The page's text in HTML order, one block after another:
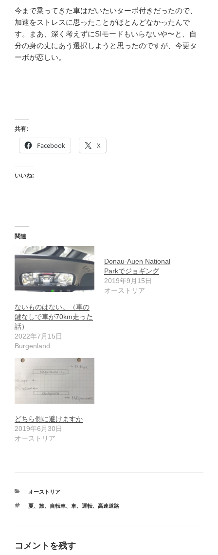
今まで乗ってきた車はだいたいターボ付きだったので、
加速をストレスに思ったことがほとんどなかったんで
す。まあ、深く考えずにSIモードもいらないや〜と、自
分の身の丈にあう選択しようと思ったのですが、今更タ
ーボが恋しい。
共有:
Facebook X
いいね:
関連
ないものはない。（車の
鍵なしで車が70km走った
話）
2022年7月15日
Burgenland
Donau-Auen National
Parkでジョギング
2019年9月15日
オーストリア
どちら側に避けますか
2019年6月30日
オーストリア
カ
ゴ
オーストリア
タ
夏、 旅、 自転車、 車、 運転、 高速道路
コメントを残す